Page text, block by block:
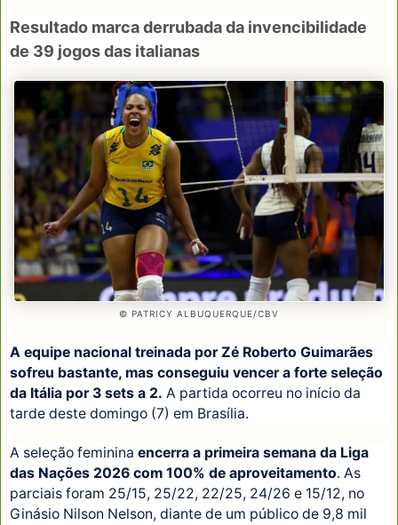
Resultado marca derrubada da invencibilidade
de 39 jogos das italianas
© PATRICY ALBUQUERQUE/CBV
A equipe nacional treinada por Zé Roberto Guimarães
sofreu bastante, mas conseguiu vencer a forte seleção
da Itália por 3 sets a 2. A partida ocorreu no início da
tarde deste domingo (7) em Brasília.
A seleção feminina encerra a primeira semana da Liga
das Nações 2026 com 100% de aproveitamento. As
parciais foram 25/15, 25/22, 22/25, 24/26 e 15/12, no
Ginásio Nilson Nelson, diante de um público de 9,8 mil